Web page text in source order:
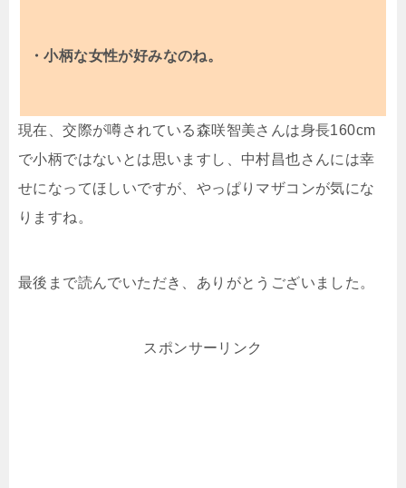
・小柄な女性が好みなのね。
現在、交際が噂されている森咲智美さんは身長160cm
で小柄ではないとは思いますし、中村昌也さんには幸
せになってほしいですが、やっぱりマザコンが気にな
りますね。
最後まで読んでいただき、ありがとうございました。
スポンサーリンク